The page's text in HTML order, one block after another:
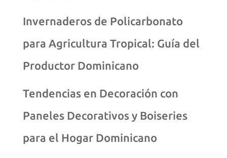
Invernaderos de Policarbonato
para Agricultura Tropical: Guía del
Productor Dominicano
Tendencias en Decoración con
Paneles Decorativos y Boiseries
para el Hogar Dominicano